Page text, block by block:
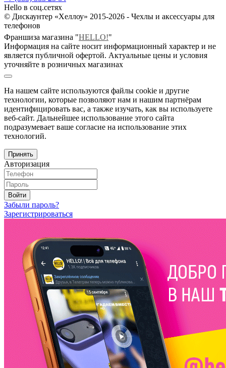
Hello в соц.сетях
© Дискаунтер «Хеллоу» 2015-2026 - Чехлы и аксессуары для
телефонов
Франшиза магазина "HELLO!"
Информация на сайте носит информационный характер и не
является публичной офертой. Актуальные цены и условия
уточняйте в розничных магазинах
На нашем сайте используются файлы cookie и другие
технологии, которые позволяют нам и нашим партнёрам
идентифицировать вас, а также изучать, как вы используете
веб-сайт. Дальнейшее использование этого сайта
подразумевает ваше согласие на использование этих
технологий.
Принять
Авторизация
Войти
Забыли пароль?
Зарегистрироваться